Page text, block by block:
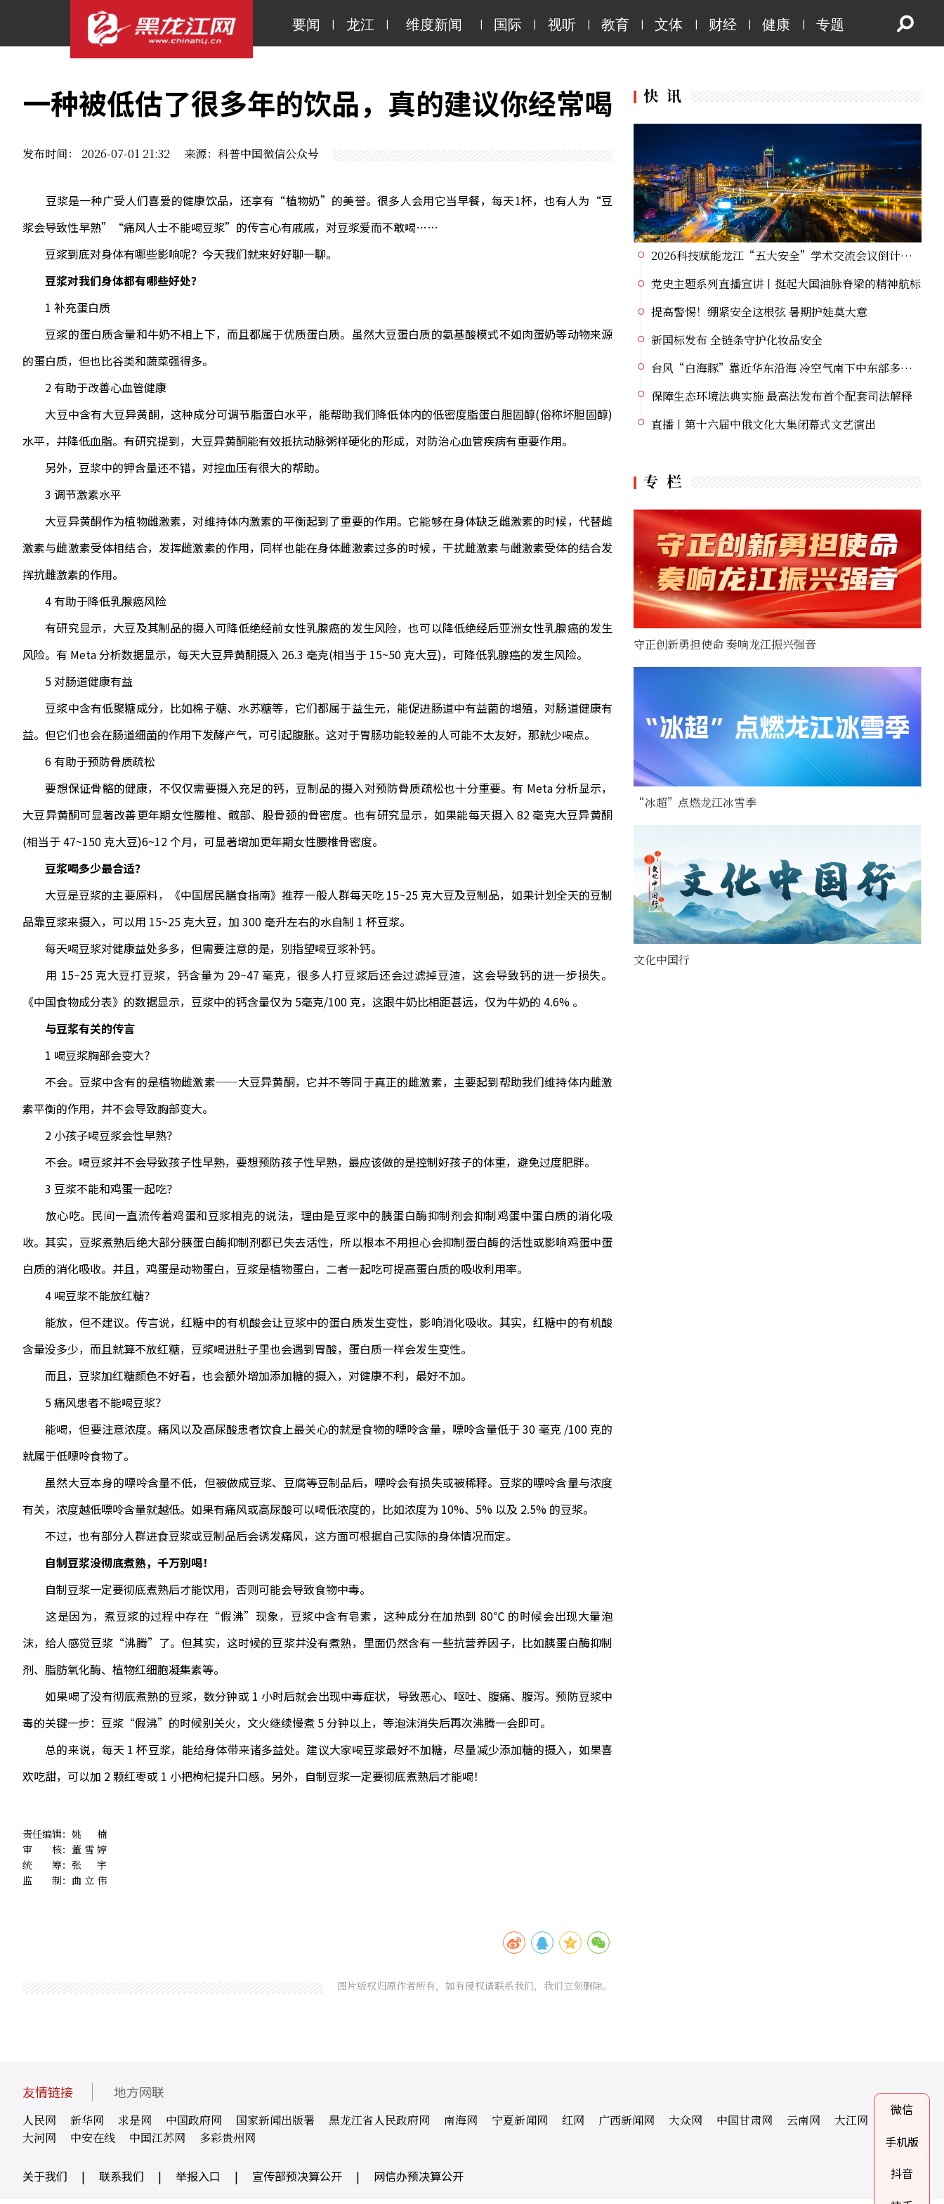
要闻 | 龙江 | 维度新闻 | 国际 | 视听 | 教育 | 文体 | 财经 | 健康 | 专题
一种被低估了很多年的饮品，真的建议你经常喝
发布时间： 2026-07-01 21:32 来源：科普中国微信公众号
豆浆是一种广受人们喜爱的健康饮品，还享有“植物奶”的美誉。很多人会用它当早餐，每天1杯，也有人为“豆
浆会导致性早熟”“痛风人士不能喝豆浆”的传言心有戚戚，对豆浆爱而不敢喝……
豆浆到底对身体有哪些影响呢？今天我们就来好好聊一聊。
豆浆对我们身体都有哪些好处？
1 补充蛋白质
豆浆的蛋白质含量和牛奶不相上下，而且都属于优质蛋白质。虽然大豆蛋白质的氨基酸模式不如肉蛋奶等动物来源
的蛋白质，但也比谷类和蔬菜强得多。
2 有助于改善心血管健康
大豆中含有大豆异黄酮，这种成分可调节脂蛋白水平，能帮助我们降低体内的低密度脂蛋白胆固醇(俗称坏胆固醇)
水平，并降低血脂。有研究提到，大豆异黄酮能有效抵抗动脉粥样硬化的形成，对防治心血管疾病有重要作用。
另外，豆浆中的钾含量还不错，对控血压有很大的帮助。
3 调节激素水平
大豆异黄酮作为植物雌激素，对维持体内激素的平衡起到了重要的作用。它能够在身体缺乏雌激素的时候，代替雌
激素与雌激素受体相结合，发挥雌激素的作用，同样也能在身体雌激素过多的时候，干扰雌激素与雌激素受体的结合发
挥抗雌激素的作用。
4 有助于降低乳腺癌风险
有研究显示，大豆及其制品的摄入可降低绝经前女性乳腺癌的发生风险，也可以降低绝经后亚洲女性乳腺癌的发生
风险。有 Meta 分析数据显示，每天大豆异黄酮摄入 26.3 毫克(相当于 15~50 克大豆)，可降低乳腺癌的发生风险。
5 对肠道健康有益
豆浆中含有低聚糖成分，比如棉子糖、水苏糖等，它们都属于益生元，能促进肠道中有益菌的增殖，对肠道健康有
益。但它们也会在肠道细菌的作用下发酵产气，可引起腹胀。这对于胃肠功能较差的人可能不太友好，那就少喝点。
6 有助于预防骨质疏松
要想保证骨骼的健康，不仅仅需要摄入充足的钙，豆制品的摄入对预防骨质疏松也十分重要。有 Meta 分析显示，
大豆异黄酮可显著改善更年期女性腰椎、髋部、股骨颈的骨密度。也有研究显示，如果能每天摄入 82 毫克大豆异黄酮
(相当于 47~150 克大豆)6~12 个月，可显著增加更年期女性腰椎骨密度。
豆浆喝多少最合适？
大豆是豆浆的主要原料，《中国居民膳食指南》推荐一般人群每天吃 15~25 克大豆及豆制品，如果计划全天的豆制
品靠豆浆来摄入，可以用 15~25 克大豆，加 300 毫升左右的水自制 1 杯豆浆。
每天喝豆浆对健康益处多多，但需要注意的是，别指望喝豆浆补钙。
用 15~25 克大豆打豆浆，钙含量为 29~47 毫克，很多人打豆浆后还会过滤掉豆渣，这会导致钙的进一步损失。
《中国食物成分表》的数据显示，豆浆中的钙含量仅为 5毫克/100 克，这跟牛奶比相距甚远，仅为牛奶的 4.6% 。
与豆浆有关的传言
1 喝豆浆胸部会变大？
不会。豆浆中含有的是植物雌激素——大豆异黄酮，它并不等同于真正的雌激素，主要起到帮助我们维持体内雌激
素平衡的作用，并不会导致胸部变大。
2 小孩子喝豆浆会性早熟？
不会。喝豆浆并不会导致孩子性早熟，要想预防孩子性早熟，最应该做的是控制好孩子的体重，避免过度肥胖。
3 豆浆不能和鸡蛋一起吃？
放心吃。民间一直流传着鸡蛋和豆浆相克的说法，理由是豆浆中的胰蛋白酶抑制剂会抑制鸡蛋中蛋白质的消化吸
收。其实，豆浆煮熟后绝大部分胰蛋白酶抑制剂都已失去活性，所以根本不用担心会抑制蛋白酶的活性或影响鸡蛋中蛋
白质的消化吸收。并且，鸡蛋是动物蛋白，豆浆是植物蛋白，二者一起吃可提高蛋白质的吸收利用率。
4 喝豆浆不能放红糖？
能放，但不建议。传言说，红糖中的有机酸会让豆浆中的蛋白质发生变性，影响消化吸收。其实，红糖中的有机酸
含量没多少，而且就算不放红糖，豆浆喝进肚子里也会遇到胃酸，蛋白质一样会发生变性。
而且，豆浆加红糖颜色不好看，也会额外增加添加糖的摄入，对健康不利，最好不加。
5 痛风患者不能喝豆浆？
能喝，但要注意浓度。痛风以及高尿酸患者饮食上最关心的就是食物的嘌呤含量，嘌呤含量低于 30 毫克 /100 克的
就属于低嘌呤食物了。
虽然大豆本身的嘌呤含量不低，但被做成豆浆、豆腐等豆制品后，嘌呤会有损失或被稀释。豆浆的嘌呤含量与浓度
有关，浓度越低嘌呤含量就越低。如果有痛风或高尿酸可以喝低浓度的，比如浓度为 10%、5% 以及 2.5% 的豆浆。
不过，也有部分人群进食豆浆或豆制品后会诱发痛风，这方面可根据自己实际的身体情况而定。
自制豆浆没彻底煮熟，千万别喝！
自制豆浆一定要彻底煮熟后才能饮用，否则可能会导致食物中毒。
这是因为，煮豆浆的过程中存在“假沸”现象，豆浆中含有皂素，这种成分在加热到 80℃ 的时候会出现大量泡
沫，给人感觉豆浆“沸腾”了。但其实，这时候的豆浆并没有煮熟，里面仍然含有一些抗营养因子，比如胰蛋白酶抑制
剂、脂肪氧化酶、植物红细胞凝集素等。
如果喝了没有彻底煮熟的豆浆，数分钟或 1 小时后就会出现中毒症状，导致恶心、呕吐、腹痛、腹泻。预防豆浆中
毒的关键一步：豆浆“假沸”的时候别关火，文火继续慢煮 5 分钟以上，等泡沫消失后再次沸腾一会即可。
总的来说，每天 1 杯豆浆，能给身体带来诸多益处。建议大家喝豆浆最好不加糖，尽量减少添加糖的摄入，如果喜
欢吃甜，可以加 2 颗红枣或 1 小把枸杞提升口感。另外，自制豆浆一定要彻底煮熟后才能喝！
责任编辑： 姚楠
审 核： 董雪婷
统 筹： 张宇
监 制： 曲立伟
图片版权归原作者所有，如有侵权请联系我们，我们立刻删除。
提高警惕！绷紧安全这根弦 暑期护娃莫大意
直播丨第十六届中俄文化大集闭幕式文艺演出
中华民族一家亲 同心共筑中国梦——谢通门县学子赴京红色研学活动圆满结束
2026科技赋能龙江“五大安全” 学术交流会议在哈召开
“薪传龙江，曲耀千秋”纪念相声表演艺术家于世德先生逝世40周年相声专场晚会重磅登陆冰城
2026科技赋能龙江“五大安全”学术交流会议倒计时1天
党史主题系列直播宣讲丨挺起大国油脉脊梁的精神航标
提高警惕！绷紧安全这根弦 暑期护娃莫大意
新国标发布 全链条守护化妆品安全
台风“白海豚”靠近华东沿海 冷空气南下中东部多地暑热缓解
保障生态环境法典实施 最高法发布首个配套司法解释
直播丨第十六届中俄文化大集闭幕式文艺演出
“薪传龙江，曲耀千秋”纪念相声表演艺术家于世德先生逝世40周年相声专场晚会重磅登陆冰城
党史主题系列直播宣讲丨挺起大国油脉脊梁的精神航标
提高警惕！绷紧安全这根弦 暑期护娃莫大意
守正创新勇担使命 奏响龙江振兴强音
“冰超”点燃龙江冰雪季
文化中国行
友情链接 地方网联
人民网 新华网 求是网 中国政府网 国家新闻出版署 黑龙江省人民政府网 南海网 宁夏新闻网 红网 广西新闻网 大众网 中国甘肃网 云南网
大江网
大河网
中安在线 中国江苏网 多彩贵州网
关于我们 | 联系我们 | 举报入口 | 宣传部预决算公开 | 网信办预决算公开
微信
手机版
抖音